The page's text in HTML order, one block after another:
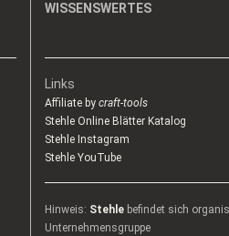
WISSENSWERTES
Links
Affiliate by craft-tools
Stehle Online Blätter Katalog
Stehle Instagram
Stehle YouTube
Hinweis: Stehle befindet sich
Unternehmensgruppe